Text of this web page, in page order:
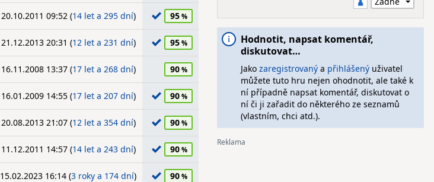
20.10.2011 09:52 (14 let a 295 dní) 95
21.12.2013 20:31 (12 let a 231 dní) 95
16.11.2008 13:37 (17 let a 268 dní) 90
16.01.2009 14:55 (17 let a 207 dní) 90
20.08.2013 21:07 (12 let a 354 dní) 90
11.12.2011 14:57 (14 let a 243 dní) 90
15.02.2023 16:14 (3 roky a 174 dní) 90
Hodnotit, napsat komentář,
diskutovat…
Jako zaregistrovanýa přihlášenýuživatel
můžete tuto hru nejen ohodnotit, ale také k
ní případně napsat komentář, diskutovat o
ní či ji zařadit do některého ze seznamů
(vlastním, chci atd.).